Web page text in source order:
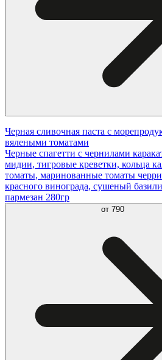
Черная сливочная паста с
вялеными томатами
Черные спагетти с чернилами
мидии, тигровые креветки, кольца
томаты, маринованные томаты
красного винограда, сушеный
пармезан 280гр
от 790